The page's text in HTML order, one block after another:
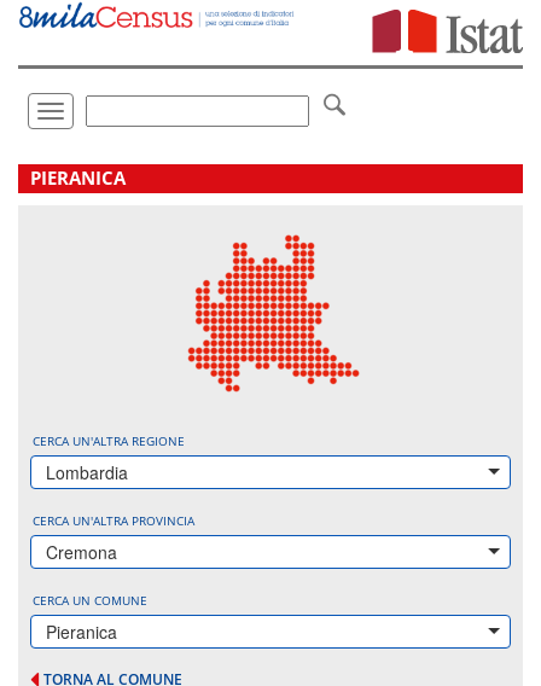
Vai
direttamente
Toggle
navigation
.
PIERANICA
CERCA UN'ALTRA REGIONE
Lombardia
CERCA UN'ALTRA PROVINCIA
Cremona
CERCA UN COMUNE
Pieranica
TORNA AL COMUNE